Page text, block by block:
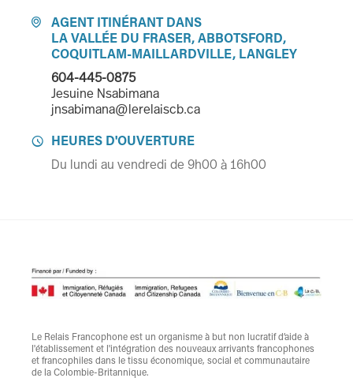

AGENT ITINÉRANT DANS
LA VALLÉE DU FRASER, ABBOTSFORD,
COQUITLAM-MAILLARDVILLE, LANGLEY
604-445-0875
Jesuine Nsabimana
jnsabimana@lerelaiscb.ca

HEURES D'OUVERTURE
Du lundi au vendredi de 9h00 à 16h00
Le Relais Francophone est un organisme à but non lucratif d’aide à
l'établissement et l'intégration des nouveaux arrivants francophones
et francophiles dans le tissu économique, social et communautaire
de la Colombie-Britannique.